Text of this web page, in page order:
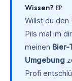
Wissen? 🍺
Willst du den
Pils mal im
meinen Bier-
Umgebung
Profi